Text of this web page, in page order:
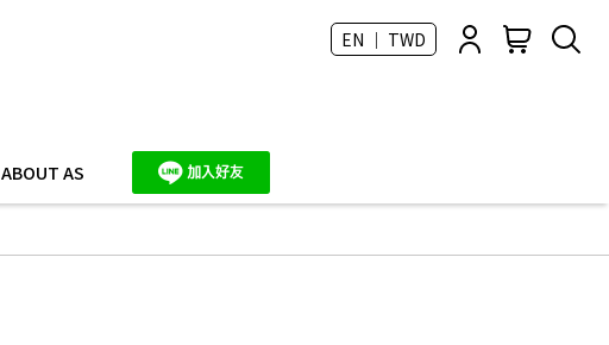
EN ｜ TWD
ABOUT AS